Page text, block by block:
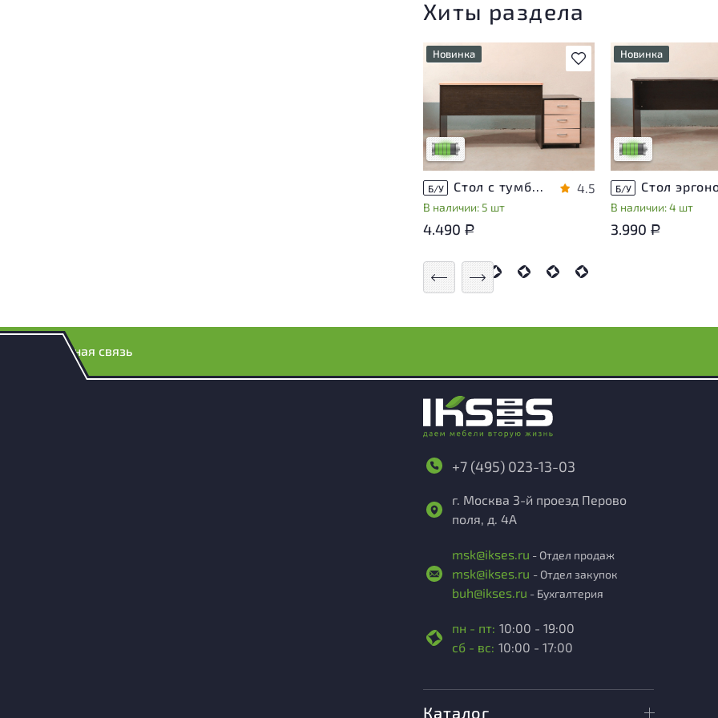
Хиты раздела
В избранное
Новинка
незначительные следы
эксплуатации, не влияющие
использования
Низкая степень износа
Б/У Стол с тумбой ЛДСП Венге
В наличии: 5 шт
4.5
4.490 Р
Новинка
У товара
незначительные
эксплуатации, не
на удобство его
использования
Низкая степень
Б/У
В наличии: 4 шт
3.990 Р
Обратная связь
+7 (495) 023-13-03
г. Москва 3-й проезд Перово
поля, д. 4А
msk@ikses.ru - Отдел продаж
msk@ikses.ru - Отдел закупок
buh@ikses.ru - Бухгалтерия
пн - пт: 10:00 - 19:00
сб - вс: 10:00 - 17:00
Каталог